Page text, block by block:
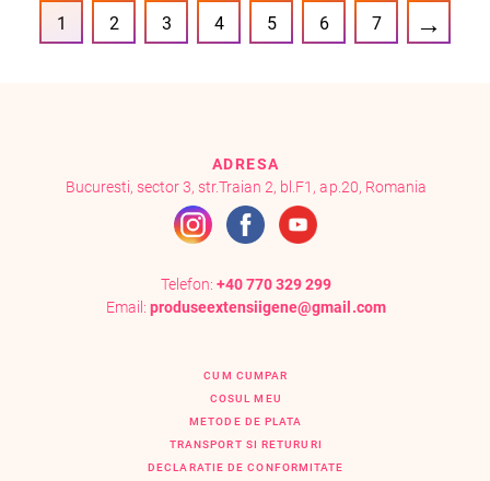
1 2 3 4 5 6 7 →
ADRESA
Bucuresti, sector 3, str.Traian 2, bl.F1, ap.20, Romania
Telefon: +40 770 329 299
Email:produseextensiigene@gmail.com
CUM CUMPAR
COSUL MEU
METODE DE PLATA
TRANSPORT SI RETURURI
DECLARATIE DE CONFORMITATE